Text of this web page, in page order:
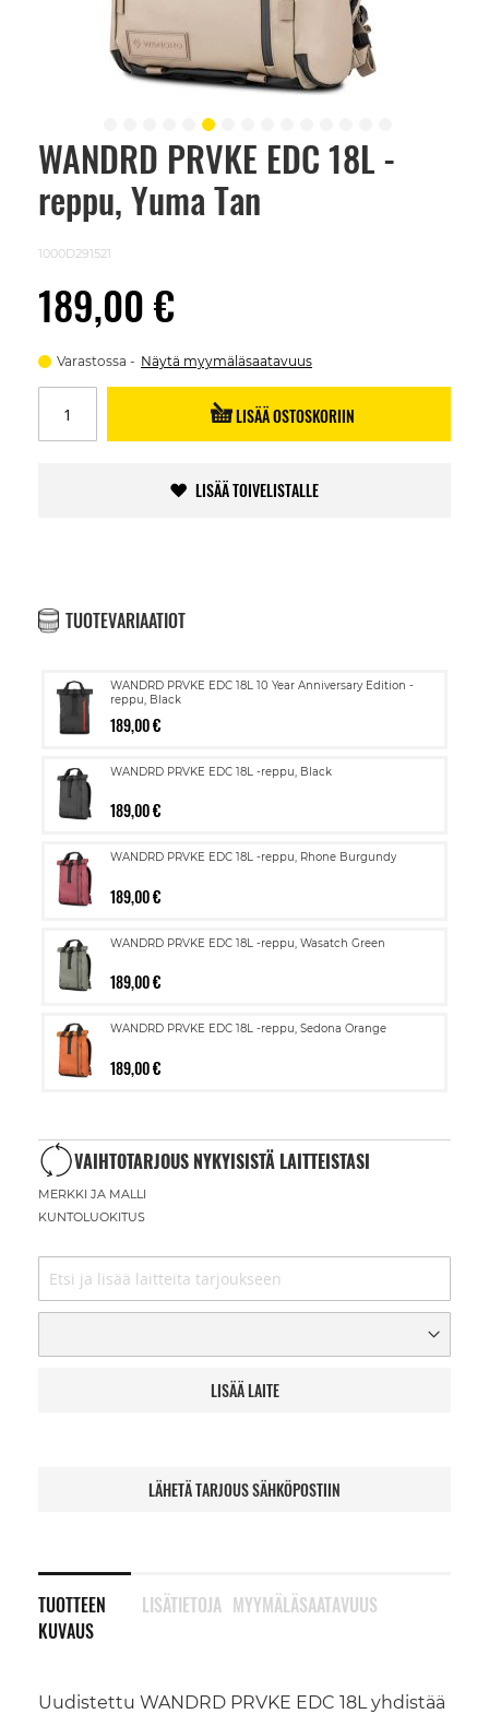
WANDRD PRVKE EDC 18L -
reppu, Yuma Tan
1000D291521
189,00 €
Varastossa Näytä myymäläsaatavuus
LISÄÄ OSTOSKORIIN
LISÄÄ TOIVELISTALLE
TUOTEVARIAATIOT
WANDRD PRVKE EDC 18L 10 Year Anniversary Edition -
reppu, Black
189,00 €
WANDRD PRVKE EDC 18L -reppu, Black
189,00 €
WANDRD PRVKE EDC 18L -reppu, Rhone Burgundy
189,00 €
WANDRD PRVKE EDC 18L -reppu, Wasatch Green
189,00 €
WANDRD PRVKE EDC 18L -reppu, Sedona Orange
189,00 €
VAIHTOTARJOUS NYKYISISTÄ LAITTEISTASI
MERKKI JA MALLI
KUNTOLUOKITUS
LISÄÄ LAITE
LÄHETÄ TARJOUS SÄHKÖPOSTIIN
TUOTTEEN
KUVAUS
Uudistettu WANDRD PRVKE EDC 18L yhdistää
LISÄTIETOJA MYYMÄLÄSAATAVUUS
Skip
beginning
images